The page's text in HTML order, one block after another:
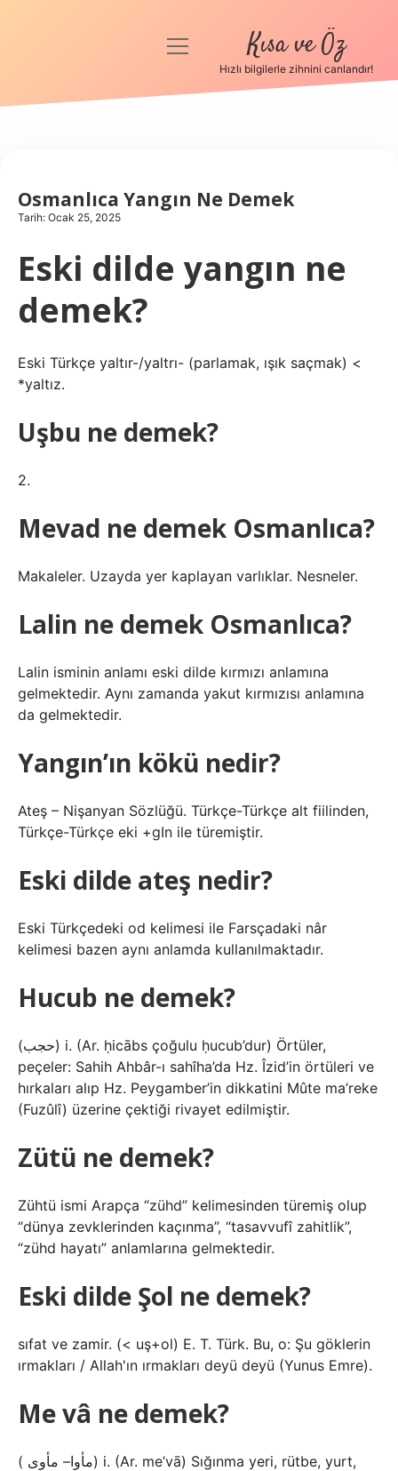
Anasayfa
Hakkımızda
menüyü
Kısa ve Öz
Hızlı bilgilerle zihnini canlandır!
Osmanlıca Yangın Ne Demek
Tarih: Ocak 25, 2025
Eski dilde yangın ne
demek?
Eski Türkçe yaltır-/yaltrı- (parlamak, ışık saçmak) <
*yaltız.
Uşbu ne demek?
2.
Mevad ne demek Osmanlıca?
Makaleler. Uzayda yer kaplayan varlıklar. Nesneler.
Lalin ne demek Osmanlıca?
Lalin isminin anlamı eski dilde kırmızı anlamına
gelmektedir. Aynı zamanda yakut kırmızısı anlamına
da gelmektedir.
Yangın’ın kökü nedir?
Ateş – Nişanyan Sözlüğü. Türkçe-Türkçe alt fiilinden,
Türkçe-Türkçe eki +gIn ile türemiştir.
Eski dilde ateş nedir?
Eski Türkçedeki od kelimesi ile Farsçadaki nâr
kelimesi bazen aynı anlamda kullanılmaktadır.
Hucub ne demek?
(ﺣﺠﺐ) i. (Ar. ḥicābs çoğulu ḥucub’dur) Örtüler,
peçeler: Sahih Ahbâr-ı sahîha’da Hz. Îzid’in örtüleri ve
hırkaları alıp Hz. Peygamber’in dikkatini Mûte ma’reke
(Fuzûlî) üzerine çektiği rivayet edilmiştir.
Zütü ne demek?
Zühtü ismi Arapça “zühd” kelimesinden türemiş olup
“dünya zevklerinden kaçınma”, “tasavvufî zahitlik”,
“zühd hayatı” anlamlarına gelmektedir.
Eski dilde Şol ne demek?
sıfat ve zamir. (< uş+ol) E. T. Türk. Bu, o: Şu göklerin
ırmakları / Allah'ın ırmakları deyü deyü (Yunus Emre).
Me vâ ne demek?
( ﻣﺄﻭﺍ– ﻣﺄﻭﻯ) i. (Ar. me’vā) Sığınma yeri, rütbe, yurt,